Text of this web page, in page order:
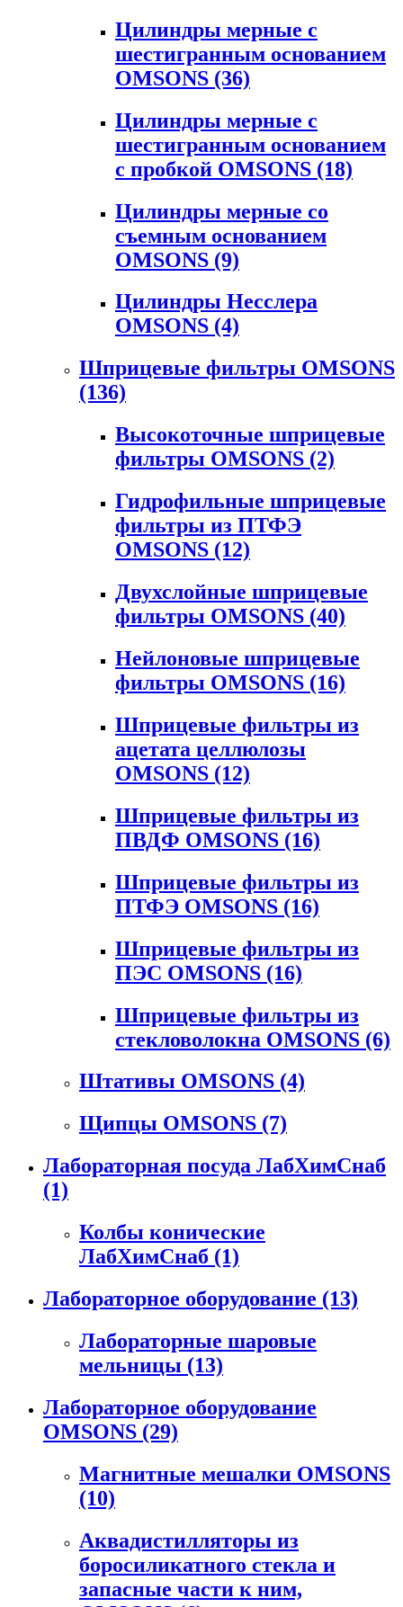
Цилиндры мерные с
шестигранным основанием
OMSONS (36)
Цилиндры мерные с
шестигранным основанием
с пробкой OMSONS (18)
Цилиндры мерные со
съемным основанием
OMSONS (9)
Цилиндры Несслера
OMSONS (4)
Шприцевые фильтры OMSONS
(136)
Высокоточные шприцевые
фильтры OMSONS (2)
Гидрофильные шприцевые
фильтры из ПТФЭ
OMSONS (12)
Двухслойные шприцевые
фильтры OMSONS (40)
Нейлоновые шприцевые
фильтры OMSONS (16)
Шприцевые фильтры из
ацетата целлюлозы
OMSONS (12)
Шприцевые фильтры из
ПВДФ OMSONS (16)
Шприцевые фильтры из
ПТФЭ OMSONS (16)
Шприцевые фильтры из
ПЭС OMSONS (16)
Шприцевые фильтры из
стекловолокна OMSONS (6)
Штативы OMSONS (4)
Щипцы OMSONS (7)
Лабораторная посуда ЛабХимСнаб
(1)
Колбы конические
ЛабХимСнаб (1)
Лабораторное оборудование (13)
Лабораторные шаровые
мельницы (13)
Лабораторное оборудование
OMSONS (29)
Магнитные мешалки OMSONS
(10)
Аквадистилляторы из
боросиликатного стекла и
запасные части к ним,